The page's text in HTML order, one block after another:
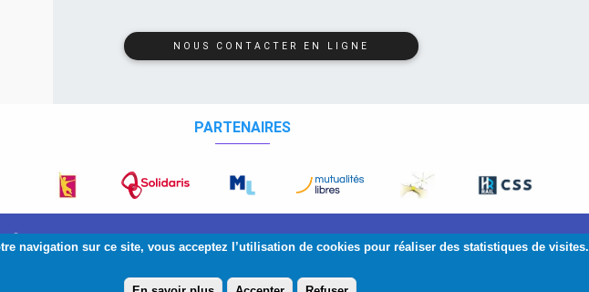
navigation sur ce site, vous acceptez l’utilisation de cookies pour réaliser des statistiques de visites.
NOUS CONTACTER EN LIGNE
PARTENAIRES
© 2026 Copyright:AIM-IMA| Squelette et graphisme :Banlieues asbl